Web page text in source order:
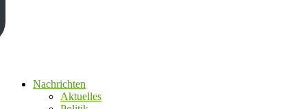
Nachrichten
Aktuelles